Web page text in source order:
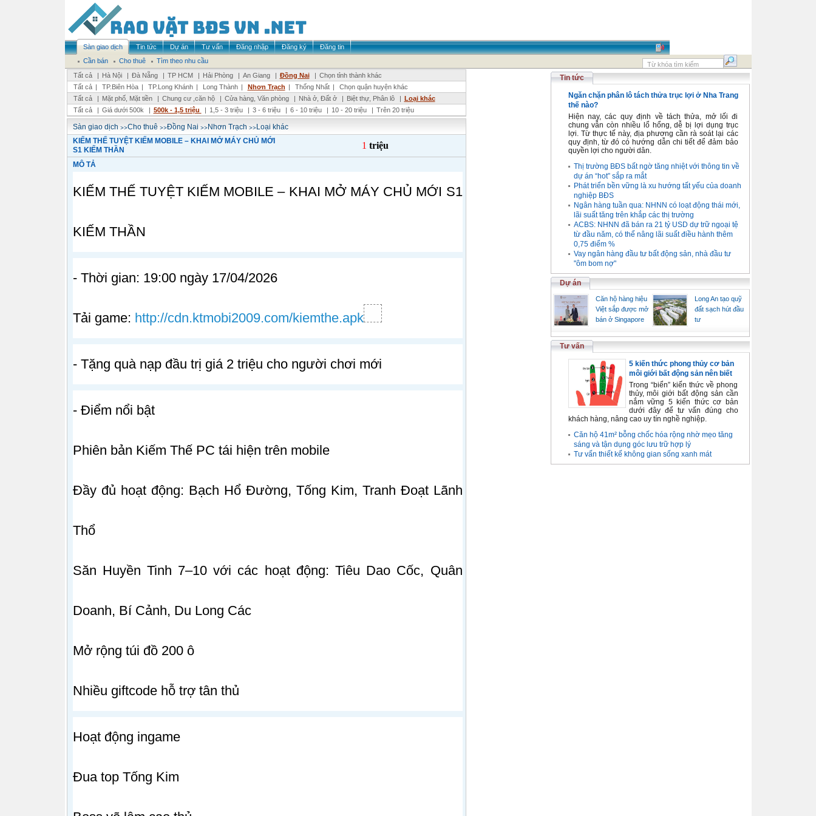
Sàn giao dịch Tin tức Dự án Tư vấn Đăng nhập Đăng ký
Đăng tin
Cần bán
Cho thuê
Tìm theo nhu cầu
Tất cả
| Hà Nội | Đà Nẵng | TP HCM | Hải Phòng | An Giang | Đồng Nai | Chọn tỉnh thành khác
Tất cả | TP.Biên Hòa | TP.Long Khánh | Long Thành | Nhơn Trạch | Thống Nhất |
Chọn quận huyện khác
Tất cả
| Mặt phố, Mặt tiền | Chung cư ,căn hộ | Cửa hàng, Văn phòng | Nhà ở, Đất ở | Biệt thự, Phân lô | Loại khác
Tất cả
| Giá dưới 500k | 500k - 1,5 triệu | 1,5 - 3 triệu | 3 - 6 triệu | 6 - 10 triệu | 10 - 20 triệu | Trên 20 triệu
Sàn giao dịch >>Cho thuê>>Đồng Nai >>Nhơn Trạch >>Loại khác
KIẾM THẾ TUYỆT KIẾM MOBILE – KHAI MỞ MÁY CHỦ MỚI
S1 KIẾM THẦN
1 triệu
MÔ TẢ
KIẾM THẾ TUYỆT KIẾM MOBILE – KHAI MỞ MÁY CHỦ MỚI S1
KIẾM THẦN
- Thời gian: 19:00 ngày 17/04/2026
Tải game: http://cdn.ktmobi2009.com/kiemthe.apk
- Tặng quà nạp đầu trị giá 2 triệu cho người chơi mới
- Điểm nổi bật
Phiên bản Kiếm Thế PC tái hiện trên mobile
Đầy đủ hoạt động: Bạch Hổ Đường, Tống Kim, Tranh Đoạt Lãnh
Thổ
Săn Huyền Tinh 7–10 với các hoạt động: Tiêu Dao Cốc, Quân
Doanh, Bí Cảnh, Du Long Các
Mở rộng túi đồ 200 ô
Nhiều giftcode hỗ trợ tân thủ
Hoạt động ingame
Đua top Tống Kim
Tin tức
Ngăn chặn phân lô tách thửa trục lợi ở Nha Trang
thế nào?
Hiện nay, các quy định về tách thửa, mở lối đi
chung vẫn còn nhiều lổ hổng, dễ bị lợi dụng trục
lợi. Từ thực tế này, địa phương cần rà soát lại các
quy định, từ đó có hướng dẫn chi tiết để đảm bảo
quyền lợi cho người dân.
Thị trường BĐS bất ngờ tăng nhiệt với thông tin về
dự án “hot” sắp ra mắt
Phát triển bền vững là xu hướng tất yếu của doanh
nghiệp BĐS
Ngân hàng tuần qua: NHNN có loạt động thái mới,
lãi suất tăng trên khắp các thị trường
ACBS: NHNN đã bán ra 21 tỷ USD dự trữ ngoại tệ
từ đầu năm, có thể nâng lãi suất điều hành thêm
0,75 điểm %
Vay ngân hàng đầu tư bất động sản, nhà đầu tư
"ôm bom nợ"
Dự án
Căn hộ hàng hiệu
Việt sắp được mở
bán ở Singapore
Long An tạo quỹ
đất sạch hút đầu
tư
Tư vấn
5 kiến thức phong thủy cơ bản
môi giới bất động sản nên biết
Trong “biển” kiến thức về phong
thủy, môi giới bất động sản cần
nắm vững 5 kiến thức cơ bản
dưới đây để tư vấn đúng cho
khách hàng, nâng cao uy tín nghề nghiệp.
Căn hộ 41m² bỗng chốc hóa rộng nhờ mẹo tăng
sáng và tận dụng góc lưu trữ hợp lý
Tư vấn thiết kế không gian sống xanh mát